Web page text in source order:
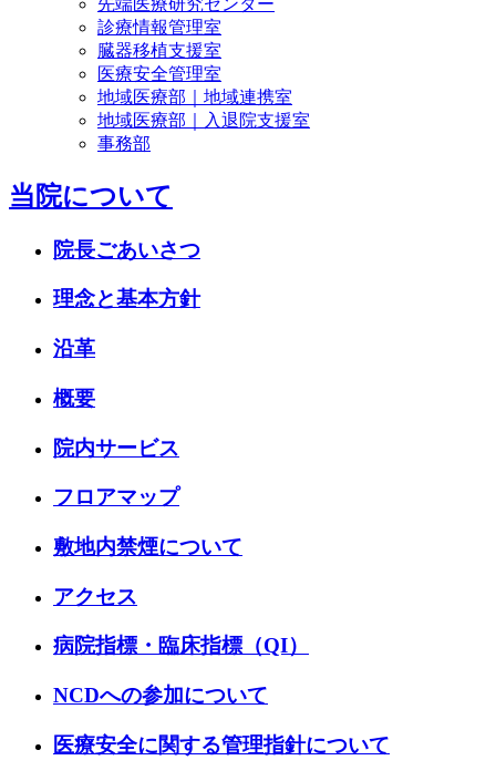
先端医療研究センター
診療情報管理室
臓器移植支援室
医療安全管理室
地域医療部｜地域連携室
地域医療部｜入退院支援室
事務部
当院について
院長ごあいさつ
理念と基本方針
沿革
概要
院内サービス
フロアマップ
敷地内禁煙について
アクセス
病院指標・臨床指標（QI）
NCDへの参加について
医療安全に関する管理指針について